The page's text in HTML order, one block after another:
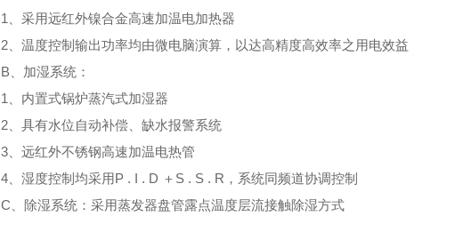
1、采用远红外镍合金高速加温电加热器
2、温度控制输出功率均由微电脑演算，以达高精度高效率之用电效益
B、加湿系统：
1、内置式锅炉蒸汽式加湿器
2、具有水位自动补偿、缺水报警系统
3、远红外不锈钢高速加温电热管
4、湿度控制均采用P . I . D ＋S . S . R，系统同频道协调控制
C、除湿系统：采用蒸发器盘管露点温度层流接触除湿方式